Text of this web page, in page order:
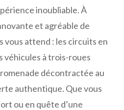
inoubliable. À
et agréable de
vous attend : les circuits en
véhicules à trois-roues
décontractée au
authentique. Que vous
ou en quête d’une